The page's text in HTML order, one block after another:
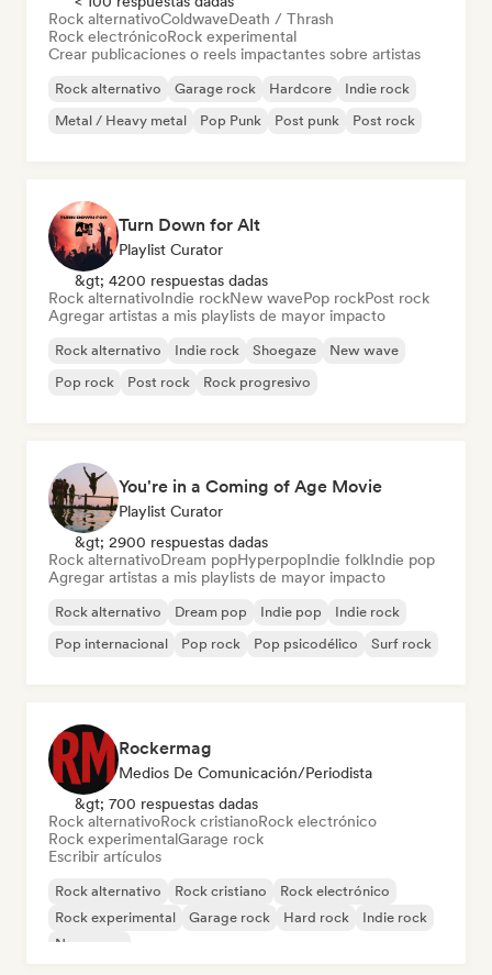
Rock alternativoColdwaveDeath / Thrash
Rock electrónicoRock experimental
Crear publicaciones o reels impactantes sobre artistas
Rock alternativo Garage rock Hardcore
Indie rock
Metal / Heavy metal
Pop Punk Post punk Post rock
Turn Down for Alt
Playlist Curator
&gt; 4200 respuestas dadas
Rock alternativoIndie rockNew wavePop rockPost rock
Agregar artistas a mis playlists de mayor impacto
Rock alternativo Indie rock Shoegaze
New wave
Pop rock
Post rock Rock progresivo
You're in a Coming of Age Movie
Playlist Curator
&gt; 2900 respuestas dadas
Rock alternativoDream popHyperpopIndie folkIndie pop
Agregar artistas a mis playlists de mayor impacto
Rock alternativo Dream pop Indie pop
Indie rock
Pop internacional
Pop rock Pop psicodélico Surf rock
Rockermag
Medios De Comunicación/Periodista
&gt; 700 respuestas dadas
Rock alternativoRock cristianoRock electrónico
Rock experimentalGarage rock
Escribir artículos
Rock alternativo Rock cristiano
Rock electrónico
Rock experimental
Garage rock Hard rock
Indie rock
New wave